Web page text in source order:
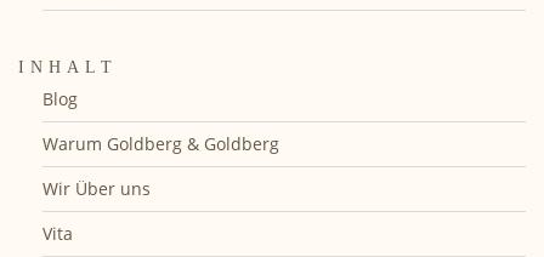
INHALT
Blog
Warum Goldberg & Goldberg
Wir Über uns
Vita